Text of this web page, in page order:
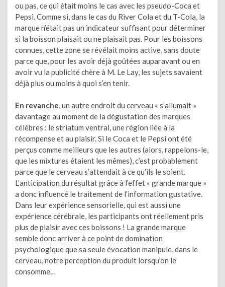
ou pas, ce qui était moins le cas avec les pseudo-Coca et
Pepsi. Comme si, dans le cas du River Cola et du T-Cola, la
marque n’était pas un indicateur suffisant pour déterminer
si la boisson plaisait ou ne plaisait pas. Pour les boissons
connues, cette zone se révélait moins active, sans doute
parce que, pour les avoir déjà goûtées auparavant ou en
avoir vu la publicité chère à M. Le Lay, les sujets savaient
déjà plus ou moins à quoi s’en tenir.
En revanche, un autre endroit du cerveau « s’allumait »
davantage au moment de la dégustation des marques
célèbres : le striatum ventral, une région liée à la
récompense et au plaisir. Si le Coca et le Pepsi ont été
perçus comme meilleurs que les autres (alors, rappelons-le,
que les mixtures étaient les mêmes), c’est probablement
parce que le cerveau s’attendait à ce qu’ils le soient.
L’anticipation du résultat grâce à l’effet « grande marque »
a donc influencé le traitement de l’information gustative.
Dans leur expérience sensorielle, qui est aussi une
expérience cérébrale, les participants ont réellement pris
plus de plaisir avec ces boissons ! La grande marque
semble donc arriver à ce point de domination
psychologique que sa seule évocation manipule, dans le
cerveau, notre perception du produit lorsqu’on le
consomme…